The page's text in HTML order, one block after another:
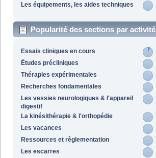
Les équipements, les aides techniques
Popularité des sections par activité
Essais cliniques en cours
Études précliniques
Thérapies expérimentales
Recherches fondamentales
Les vessies neurologiques & l'appareil
digestif
La kinésithérapie & l'orthopédie
Les vacances
Ressources et règlementation
Les escarres